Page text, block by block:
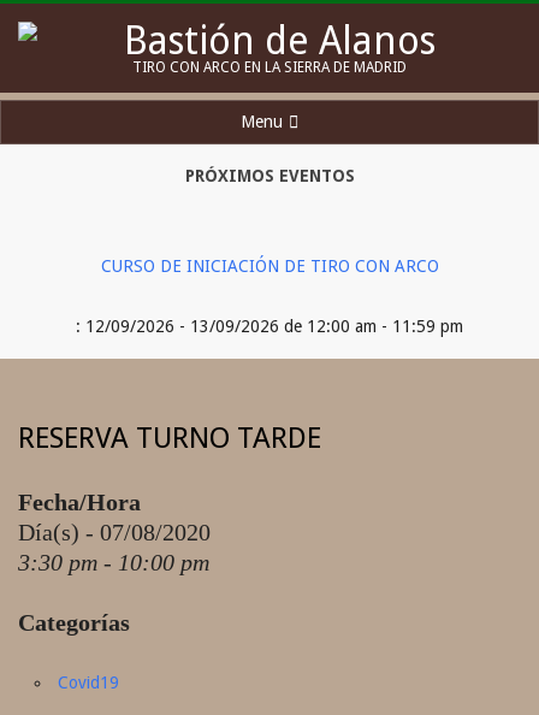
Bastión
de
Alanos
TIRO CON ARCO EN LA SIERRA DE MADRID
Navigation
Menu
PRÓXIMOS EVENTOS
CURSO DE INICIACIÓN DE TIRO CON ARCO
: 12/09/2026 - 13/09/2026 de 12:00 am - 11:59 pm
RESERVA TURNO TARDE
Fecha/Hora
Día(s) - 07/08/2020
3:30 pm - 10:00 pm
Categorías
Covid19